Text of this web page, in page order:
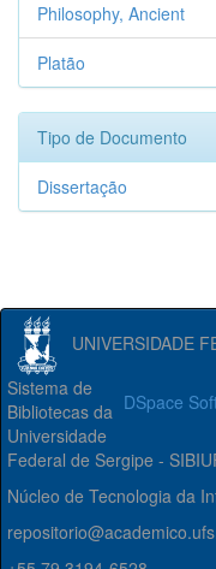
Philosophy, Ancient
Platão
Tipo de Documento
Dissertação
UNIVERSIDADE
DSpace
Sistema de
Bibliotecas da
Universidade
Federal de Sergipe -
Núcleo de Tecnologia da